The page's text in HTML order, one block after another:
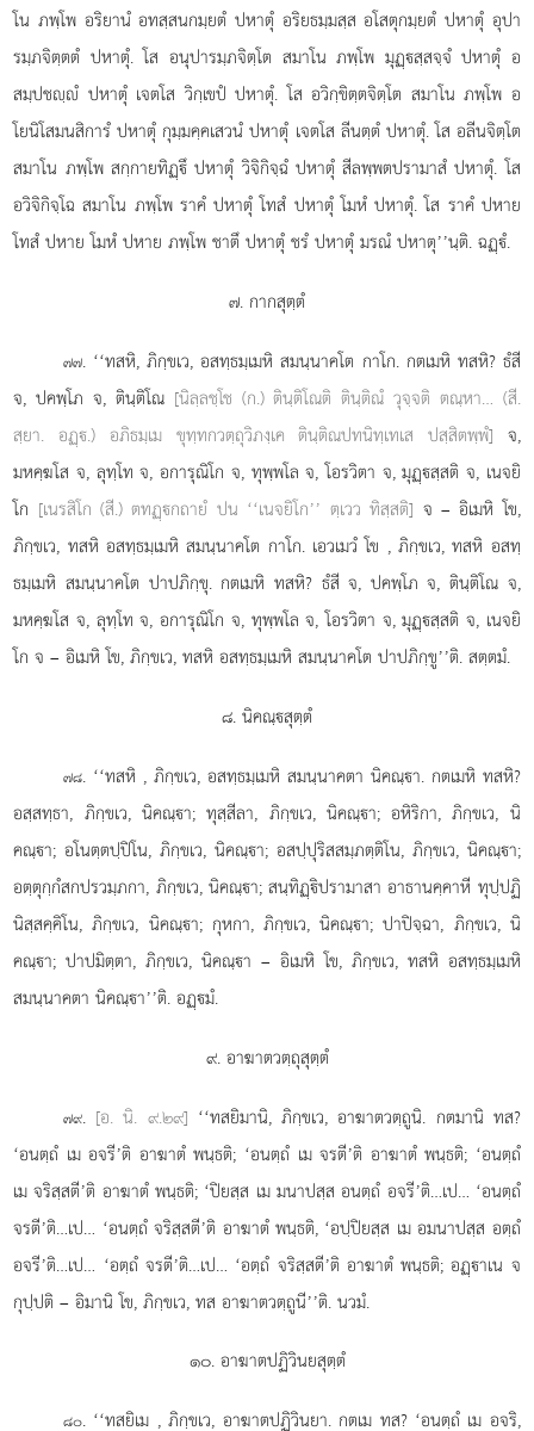
โน ภพฺโพ อริยานํ อทสฺสนกมฺยตํ ปหาตุํ อริยธมฺมสฺส อโสตุกมฺยตํ ปหาตุํ อุปา
รมฺภจิตฺตตํ ปหาตุํ. โส อนุปารมฺภจิตฺโต สมาโน ภพฺโพ มุฏฺสฺสจฺจํ ปหาตุํ อ
สมฺปชฺํ ปหาตุํ เจตโส วิกฺเขปํ ปหาตุํ. โส อวิกฺขิตฺตจิตฺโต สมาโน ภพฺโพ อ
โยนิโสมนสิการํ ปหาตุํ กุมฺมคฺคเสวนํ ปหาตุํ เจตโส ลีนตฺตํ ปหาตุํ. โส อลีนจิตฺโต
สมาโน ภพฺโพ สกฺกายทิฏฺึ ปหาตุํ วิจิกิจฺฉํ ปหาตุํ สีลพฺพตปรามาสํ ปหาตุํ. โส
อวิจิกิจฺโฉ สมาโน ภพฺโพ ราคํ ปหาตุํ โทสํ ปหาตุํ โมหํ ปหาตุํ. โส ราคํ ปหาย
โทสํ ปหาย โมหํ ปหาย ภพฺโพ ชาตึ ปหาตุํ ชรํ ปหาตุํ มรณํ ปหาตุ’’นฺติ. ฉฏฺํ.
๗. กากสุตฺตํ
๗๗. ‘‘ทสหิ, ภิกฺขเว, อสทฺธมฺเมหิ สมนฺนาคโต กาโก. กตเมหิ ทสหิ? ธํสี
จ, ปคพฺโภ จ, ตินฺติโณ [นิลฺลชฺโช (ก.) ตินฺติโณติ ตินฺติณํ วุจฺจติ ตณฺหา… (สี.
สฺยา. อฏฺ.) อภิธมฺเม ขุทฺทกวตฺถุวิภงฺเค ตินฺติณปทนิทฺเทเส ปสฺสิตพฺพํ] จ,
มหคฺฆโส จ, ลุทฺโท จ, อการุณิโก จ, ทุพฺพโล จ, โอรวิตา จ, มุฏฺสฺสติ จ, เนจยิ
โก [เนรสิโก (สี.) ตทฏฺกถายํ ปน ‘‘เนจยิโก’’ ตฺเวว ทิสฺสติ] จ – อิเมหิ โข,
ภิกฺขเว, ทสหิ อสทฺธมฺเมหิ สมนฺนาคโต กาโก. เอวเมวํ โข , ภิกฺขเว, ทสหิ อสทฺ
ธมฺเมหิ สมนฺนาคโต ปาปภิกฺขุ. กตเมหิ ทสหิ? ธํสี จ, ปคพฺโภ จ, ตินฺติโณ จ,
มหคฺฆโส จ, ลุทฺโท จ, อการุณิโก จ, ทุพฺพโล จ, โอรวิตา จ, มุฏฺสฺสติ จ, เนจยิ
โก จ – อิเมหิ โข, ภิกฺขเว, ทสหิ อสทฺธมฺเมหิ สมนฺนาคโต ปาปภิกฺขู’’ติ. สตฺตมํ.
๘. นิคณฺสุตฺตํ
๗๘. ‘‘ทสหิ , ภิกฺขเว, อสทฺธมฺเมหิ สมนฺนาคตา นิคณฺา. กตเมหิ ทสหิ?
อสฺสทฺธา, ภิกฺขเว, นิคณฺา; ทุสฺสีลา, ภิกฺขเว, นิคณฺา; อหิริกา, ภิกฺขเว, นิ
คณฺา; อโนตฺตปฺปิโน, ภิกฺขเว, นิคณฺา; อสปฺปุริสสมฺภตฺติโน, ภิกฺขเว, นิคณฺา;
อตฺตุกฺกํสกปรวมฺภกา, ภิกฺขเว, นิคณฺา; สนฺทิฏฺิปรามาสา อาธานคฺคาหี ทุปฺปฏิ
นิสฺสคฺคิโน, ภิกฺขเว, นิคณฺา; กุหกา, ภิกฺขเว, นิคณฺา; ปาปิจฺฉา, ภิกฺขเว, นิ
คณฺา; ปาปมิตฺตา, ภิกฺขเว, นิคณฺา – อิเมหิ โข, ภิกฺขเว, ทสหิ อสทฺธมฺเมหิ
สมนฺนาคตา นิคณฺา’’ติ. อฏฺมํ.
๙. อาฆาตวตฺถุสุตฺตํ
๗๙. [อ. นิ. ๙.๒๙] ‘‘ทสยิมานิ, ภิกฺขเว, อาฆาตวตฺถูนิ. กตมานิ ทส?
‘อนตฺถํ เม อจรี’ติ อาฆาตํ พนฺธติ; ‘อนตฺถํ เม จรตี’ติ อาฆาตํ พนฺธติ; ‘อนตฺถํ
เม จริสฺสตี’ติ อาฆาตํ พนฺธติ; ‘ปิยสฺส เม มนาปสฺส อนตฺถํ อจรี’ติ…เป… ‘อนตฺถํ
จรตี’ติ…เป… ‘อนตฺถํ จริสฺสตี’ติ อาฆาตํ พนฺธติ, ‘อปฺปิยสฺส เม อมนาปสฺส อตฺถํ
อจรี’ติ…เป… ‘อตฺถํ จรตี’ติ…เป… ‘อตฺถํ จริสฺสตี’ติ อาฆาตํ พนฺธติ; อฏฺาเน จ
กุปฺปติ – อิมานิ โข, ภิกฺขเว, ทส อาฆาตวตฺถูนี’’ติ. นวมํ.
๑๐. อาฆาตปฏิวินยสุตฺตํ
๘๐. ‘‘ทสยิเม , ภิกฺขเว, อาฆาตปฏิวินยา. กตเม ทส? ‘อนตฺถํ เม อจริ,